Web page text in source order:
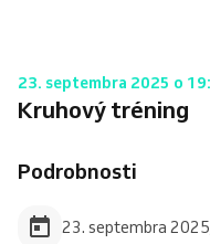
23. septembra 2025 o
Kruhový tréning
Podrobnosti
23. septembra